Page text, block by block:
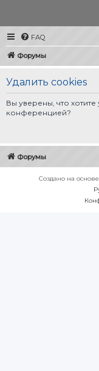
FAQ
Форумы
Удалить cookies
Вы уверены, что хотите
конференцией?
Форумы
Создано на основе